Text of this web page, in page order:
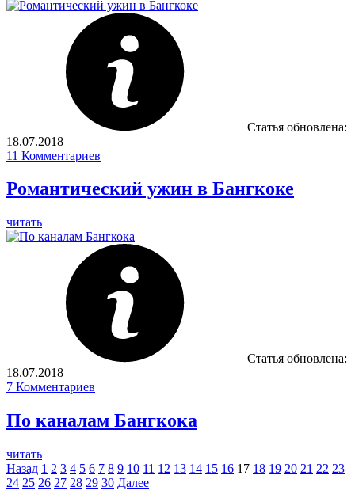
Статья обновлена:
18.07.2018
11 Комментариев
Романтический ужин в Бангкоке
читать
Статья обновлена:
18.07.2018
7 Комментариев
По каналам Бангкока
читать
Назад 1 2 3 4 5 6 7 8 9 10 11 12 13 14 15 16 17 18 19 20 21 22 23
24 25 26 27 28 29 30 Далее